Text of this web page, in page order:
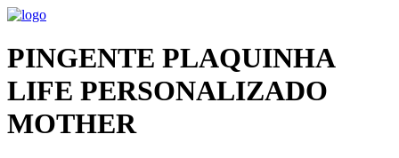
PINGENTE PLAQUINHA
LIFE PERSONALIZADO
MOTHER